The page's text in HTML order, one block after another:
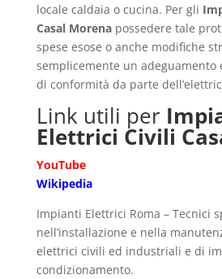
locale caldaia o cucina. Per gli
Casal Morenapossedere tale
spese esose o anche modifiche
semplicemente un adeguamento
di conformità da parte
Link utili per
Elettrici Civili
YouTube
Wikipedia
Impianti Elettrici Roma – Tecnici
nell’installazione e nella
elettrici civili ed industriali e di
condizionamento.